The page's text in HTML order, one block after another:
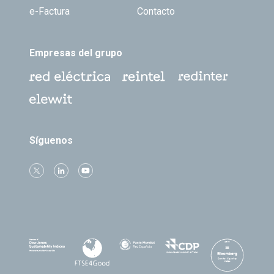
e-Factura
Contacto
Empresas del grupo
Síguenos